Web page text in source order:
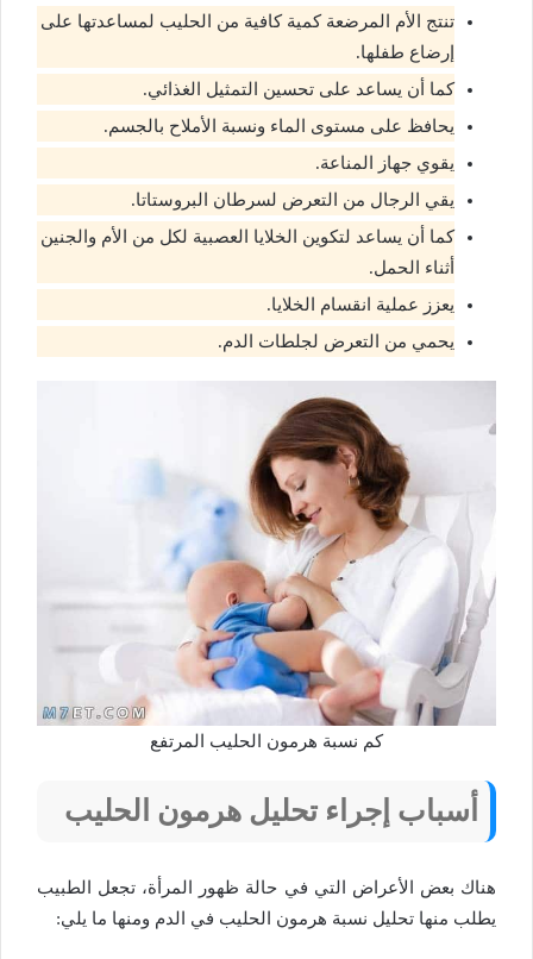
تنتج الأم المرضعة كمية كافية من الحليب لمساعدتها على
إرضاع طفلها.
كما أن يساعد على تحسين التمثيل الغذائي.
يحافظ على مستوى الماء ونسبة الأملاح بالجسم.
يقوي جهاز المناعة.
يقي الرجال من التعرض لسرطان البروستاتا.
كما أن يساعد لتكوين الخلايا العصبية لكل من الأم والجنين
أثناء الحمل.
يعزز عملية انقسام الخلايا.
يحمي من التعرض لجلطات الدم.
كم نسبة هرمون الحليب المرتفع
أسباب إجراء تحليل هرمون الحليب
هناك بعض الأعراض التي في حالة ظهور المرأة، تجعل الطبيب
يطلب منها تحليل نسبة هرمون الحليب في الدم ومنها ما يلي: